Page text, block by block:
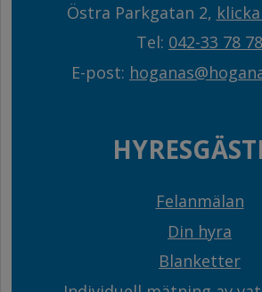
Östra Parkgatan 2,
Tel: 042-33 78 78
E-post:
Felanmälan
Din hyra
Blanketter